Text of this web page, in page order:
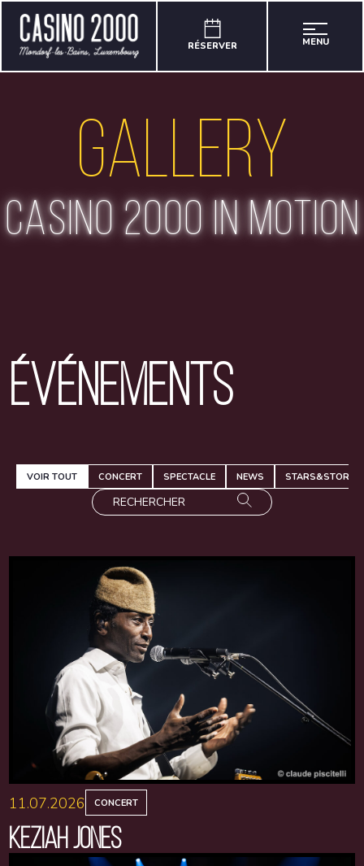
RÉSERVER MENU
Gallery
casino 2000 in motion
Événements
VOIR TOUT CONCERT SPECTACLE NEWS STARS&STORIES
11.07.2026 CONCERT
KEZIAH JONES